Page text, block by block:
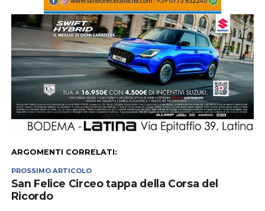
ARGOMENTI CORRELATI:
PROSSIMO ARTICOLO
San Felice Circeo tappa della Corsa del
Ricordo